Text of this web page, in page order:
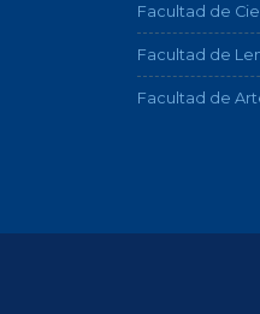
Facultad de
Facultad de
Facultad de